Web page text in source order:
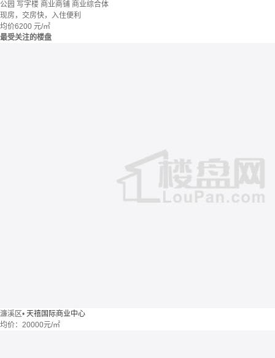
公园 写字楼 商业商铺 商业综合体
现房，交房快，入住便利
均价6200 元/㎡
最受关注的楼盘
濂溪区• 天禧国际商业中心
均价： 20000元/㎡